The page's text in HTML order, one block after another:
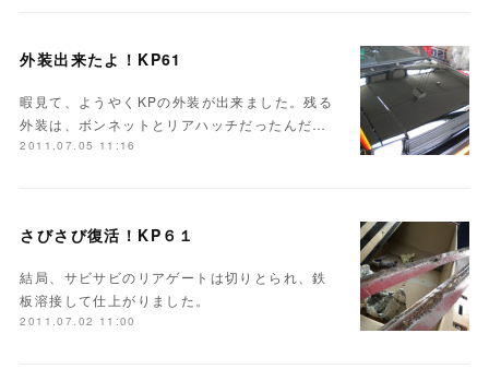
外装出来たよ！KP61
暇見て、ようやくKPの外装が出来ました。残る
外装は、ボンネットとリアハッチだったんだ…
2011.07.05 11:16
さびさび復活！KP６１
結局、サビサビのリアゲートは切りとられ、鉄
板溶接して仕上がりました。
2011.07.02 11:00